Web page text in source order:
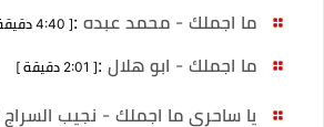
ما اجملك - محمد عبده :[ 4:40 دقيقة ]
ما اجملك - ابو هلال :[ 2:01 دقيقة ]
يا ساحري ما اجملك - نجيب السراج